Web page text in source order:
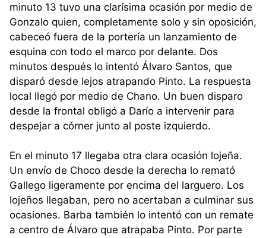
minuto 13 tuvo una clarísima ocasión por medio de
Gonzalo quien, completamente solo y sin oposición,
cabeceó fuera de la portería un lanzamiento de
esquina con todo el marco por delante. Dos
minutos después lo intentó Álvaro Santos, que
disparó desde lejos atrapando Pinto. La respuesta
local llegó por medio de Chano. Un buen disparo
desde la frontal obligó a Darío a intervenir para
despejar a córner junto al poste izquierdo.
En el minuto 17 llegaba otra clara ocasión lojeña.
Un envío de Choco desde la derecha lo remató
Gallego ligeramente por encima del larguero. Los
lojeños llegaban, pero no acertaban a culminar sus
ocasiones. Barba también lo intentó con un remate
a centro de Álvaro que atrapaba Pinto. Por parte